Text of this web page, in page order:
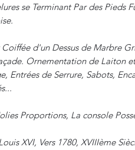
se Terminant Par des Pieds
d'un Dessus de Marbre
Ornementation de Laiton
Entrées de Serrure, Sabots,
Proportions, La console
XVI, Vers 1780, XVIIIème